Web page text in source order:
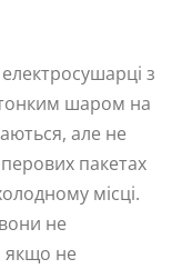
з
шаром на
але не
пакетах
місці.
не
якщо не